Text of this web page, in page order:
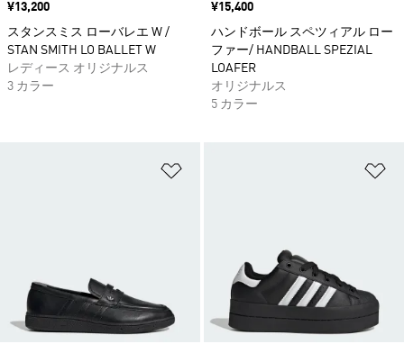
価格
¥13,200
スタンスミス ローバレエ W /
STAN SMITH LO BALLET W
レディース オリジナルス
3 カラー
価格
¥15,400
ハンドボール スペツィアル ロー
ファー/ HANDBALL SPEZIAL
LOAFER
オリジナルス
5 カラー